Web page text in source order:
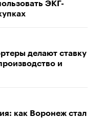
ЭКГ-
делают ставку
и
как Воронеж стал